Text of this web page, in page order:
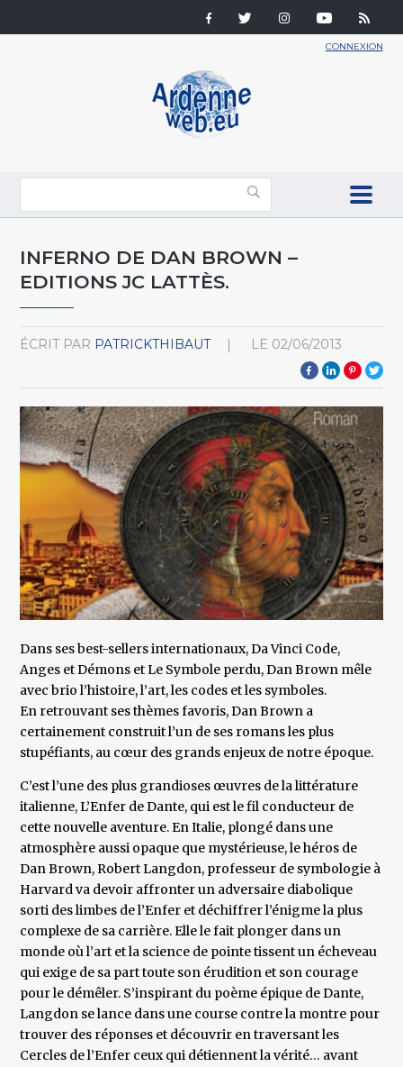
CONNEXION
INFERNO DE DAN BROWN –
EDITIONS JC LATTÈS.
ÉCRIT PAR PATRICKTHIBAUT LE 02/06/2013
Dans ses best-sellers internationaux, Da Vinci Code,
Anges et Démons et Le Symbole perdu, Dan Brown mêle
avec brio l’histoire, l’art, les codes et les symboles.
En retrouvant ses thèmes favoris, Dan Brown a
certainement construit l’un de ses romans les plus
stupéfiants, au cœur des grands enjeux de notre époque.
C’est l’une des plus grandioses œuvres de la littérature
italienne, L’Enfer de Dante, qui est le fil conducteur de
cette nouvelle aventure. En Italie, plongé dans une
atmosphère aussi opaque que mystérieuse, le héros de
Dan Brown, Robert Langdon, professeur de symbologie à
Harvard va devoir affronter un adversaire diabolique
sorti des limbes de l’Enfer et déchiffrer l’énigme la plus
complexe de sa carrière. Elle le fait plonger dans un
monde où l’art et la science de pointe tissent un écheveau
qui exige de sa part toute son érudition et son courage
pour le démêler. S’inspirant du poème épique de Dante,
Langdon se lance dans une course contre la montre pour
trouver des réponses et découvrir en traversant les
Cercles de l’Enfer ceux qui détiennent la vérité… avant